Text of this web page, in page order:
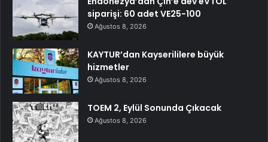
siparişi: 60 adet VE25-100
Ağustos 8, 2026
KAYTUR’dan Kayserililere büyük
hizmetler
Ağustos 8, 2026
TOEM 2, Eylül Sonunda Çıkacak
Ağustos 8, 2026